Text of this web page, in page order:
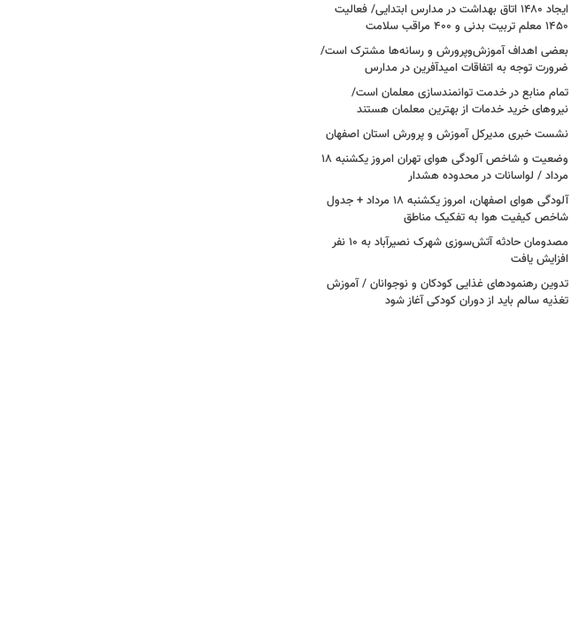
ایجاد ۱۴۸۰ اتاق بهداشت در مدارس ابتدایی/ فعالیت
۱۴۵۰ معلم تربیت بدنی و ۴۰۰ مراقب سلامت
بعضی اهداف آموزش‌وپرورش و رسانه‌ها مشترک است/
ضرورت توجه به اتفاقات امیدآفرین در مدارس
تمام منابع در خدمت توانمندسازی معلمان است/
نیروهای خرید خدمات از بهترین معلمان هستند
نشست خبری مدیرکل آموزش و پرورش استان اصفهان
وضعیت و شاخص آلودگی هوای تهران امروز یکشنبه ۱۸
مرداد / لواسانات در محدوده هشدار
آلودگی هوای اصفهان، امروز یکشنبه ۱۸ مرداد + جدول
شاخص کیفیت هوا به تفکیک مناطق
مصدومان حادثه آتش‌سوزی شهرک نصیرآباد به ۱۰ نفر
افزایش یافت
تدوین رهنمودهای غذایی کودکان و نوجوانان / آموزش
تغذیه سالم باید از دوران کودکی آغاز شود